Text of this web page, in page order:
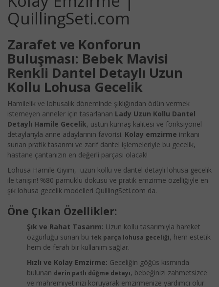
QuillingSeti.com
Zarafet ve Konforun
Buluşması: Bebek Mavisi
Renkli Dantel Detaylı Uzun
Kollu Lohusa Gecelik
Hamilelik ve lohusalık döneminde şıklığından ödün vermek
istemeyen anneler için tasarlanan Lady Uzun Kollu Dantel
Detaylı Hamile Gecelik, üstün kumaş kalitesi ve fonksiyonel
detaylarıyla anne adaylarının favorisi. Kolay emzirme imkanı
sunan pratik tasarımı ve zarif dantel işlemeleriyle bu gecelik,
hastane çantanızın en değerli parçası olacak!
Lohusa Hamile Giyim, uzun kollu ve dantel detaylı lohusa gecelik
ile tanışın! %80 pamuklu dokusu ve pratik emzirme özelliğiyle en
şık lohusa gecelik modelleri QuillingSeti.com da.
Öne Çıkan Özellikler:
Şık ve Rahat Tasarım: Uzun kollu tasarımıyla hareket
özgürlüğü sunan bu tek parça lohusa geceliği, hem estetik
hem de ferah bir kullanım sağlar.
Hızlı ve Kolay Emzirme: Geceliğin göğüs kısmında
bulunan derin patlı düğme detayı, bebeğinizi zahmetsizce
ve mahremiyetinizi koruyarak emzirmenize yardımcı olur.